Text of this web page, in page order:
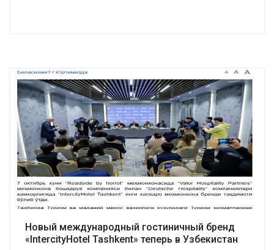
Подробнее
Новый международный гостиничный бренд
«IntercityHotel Tashkent» теперь в Узбекистан